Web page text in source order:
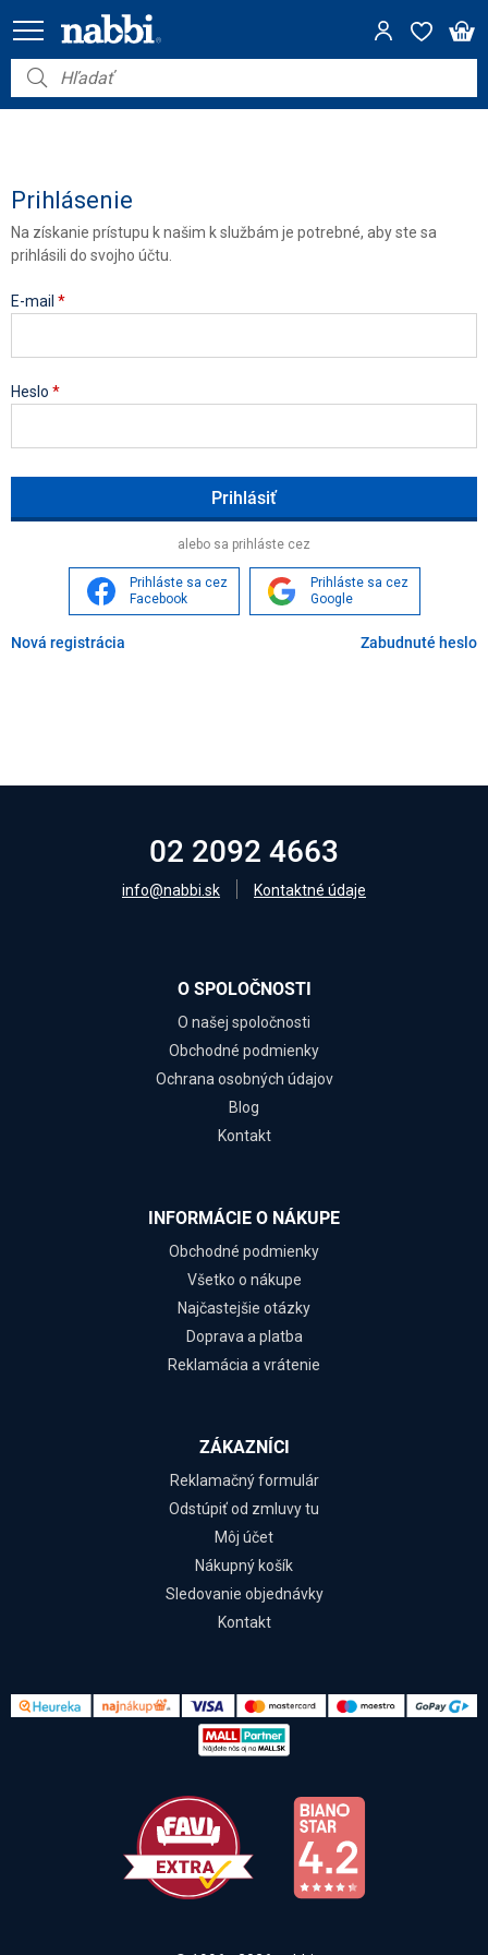
Nábytok
Dom a záhrada
Akcie
Prihlásenie
Na získanie prístupu k našim k službám je potrebné, aby ste sa
prihlásili do svojho účtu.
E-mail *
Heslo *
alebo sa prihláste cez
Prihláste sa cez
Facebook
Prihláste sa cez
Google
Nová registrácia Zabudnuté heslo
02 2092 4663
info@nabbi.sk Kontaktné údaje
O SPOLOČNOSTI
O našej spoločnosti
Obchodné podmienky
Ochrana osobných údajov
Blog
Kontakt
INFORMÁCIE O NÁKUPE
Obchodné podmienky
Všetko o nákupe
Najčastejšie otázky
Doprava a platba
Reklamácia a vrátenie
ZÁKAZNÍCI
Reklamačný formulár
Odstúpiť od zmluvy tu
Môj účet
Nákupný košík
Sledovanie objednávky
Kontakt